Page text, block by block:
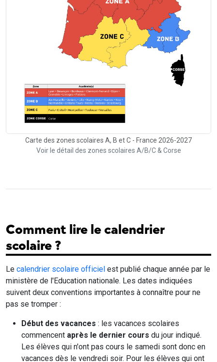
Carte des zones scolaires A, B et C - France 2026-2027
Voir le détail des zones scolaires A/B/C & Corse
Comment lire le calendrier
scolaire ?
Le calendrier scolaire officiel est publié chaque année par le
ministère de l'Education nationale. Les dates indiquées
suivent deux conventions importantes à connaître pour ne
pas se tromper :
Début des vacances : les vacances scolaires
commencent après le dernier cours du jour indiqué.
Les élèves qui n'ont pas cours le samedi sont donc en
vacances dès le vendredi soir. Pour les élèves qui ont